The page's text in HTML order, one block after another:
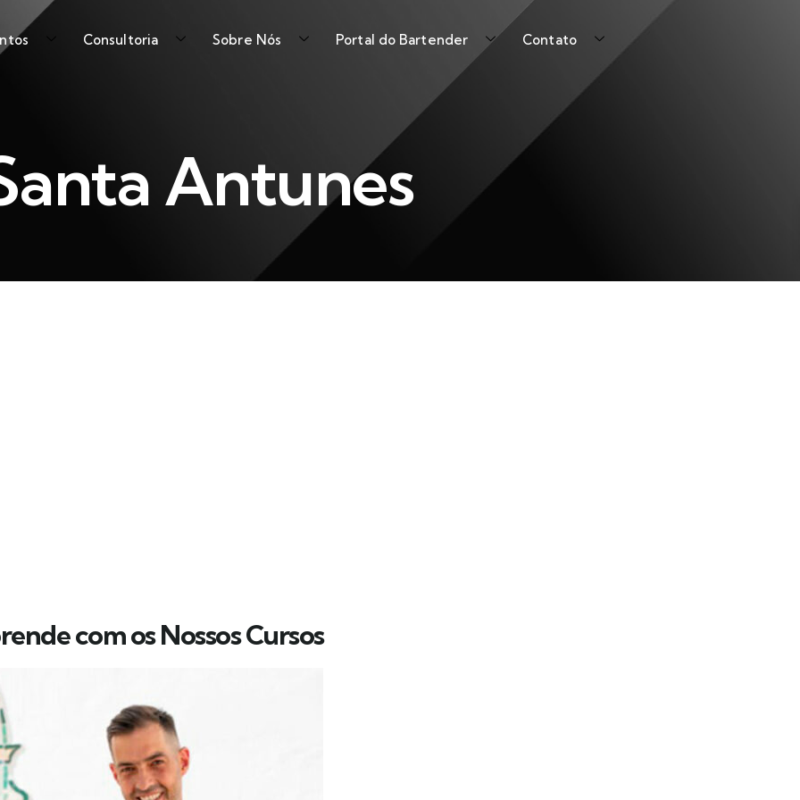
Consultoria Sobre Nós Portal do Bartender Contato
Antunes
com os Nossos Cursos